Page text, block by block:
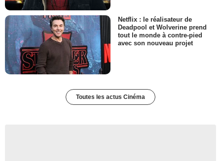
Netflix : le réalisateur de
Deadpool et Wolverine prend
tout le monde à contre-pied
avec son nouveau projet
Toutes les actus Cinéma